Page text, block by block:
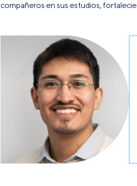
compañeros en sus estudios,